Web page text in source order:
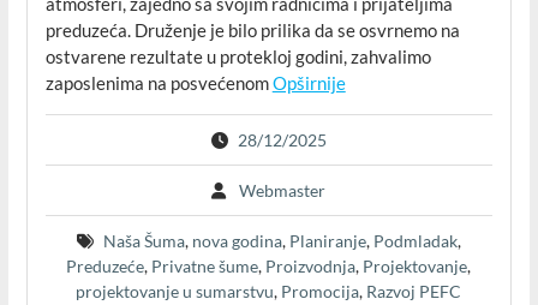
preduzeća. Druženje je bilo prilika da se osvrnemo na
ostvarene rezultate u protekloj godini, zahvalimo
zaposlenima na posvećenomOpširnije
28/12/2025
Webmaster
Naša Šuma, nova godina, Planiranje, Podmladak,
Preduzeće, Privatne šume, Proizvodnja, Projektovanje,
projektovanje u sumarstvu, Promocija, Razvoj PEFC